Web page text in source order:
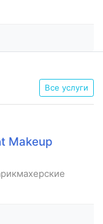
Все услуги
Makeup